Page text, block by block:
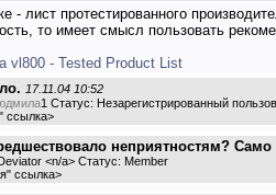
- лист протестированного
то имеет смысл пользовать
vl800 - Tested Product List
17.11.04 10:52
1 Статус: Незарегистрированный
ссылка>
неприятностям? Само
<n/a> Статус: Member
ссылка>